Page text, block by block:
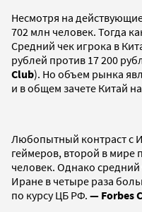
Несмотря на
702 млн человек. Тогда
Средний чек игрока в
рублей против 17 200
Club). Но объем рынка
и в общем зачете Китай
Любопытный контраст с
геймеров, второй в
человек. Однако
Иране в четыре раза
по курсу ЦБ РФ. — Forbes